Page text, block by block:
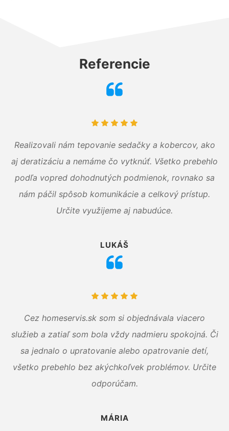
Referencie
Realizovali nám tepovanie sedačky a kobercov, ako
aj deratizáciu a nemáme čo vytknúť. Všetko prebehlo
podľa vopred dohodnutých podmienok, rovnako sa
nám páčil spôsob komunikácie a celkový prístup.
Určite využijeme aj nabudúce.
LUKÁŠ
Cez homeservis.sk som si objednávala viacero
služieb a zatiaľ som bola vždy nadmieru spokojná. Či
sa jednalo o upratovanie alebo opatrovanie detí,
všetko prebehlo bez akýchkoľvek problémov. Určite
odporúčam.
MÁRIA